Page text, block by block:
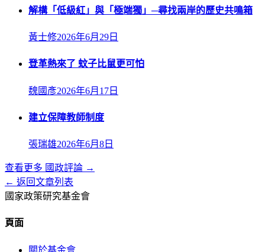
解構「低級紅」與「極端獨」─尋找兩岸的歷史共鳴箱
黃士修2026年6月29日
登革熱來了 蚊子比鼠更可怕
魏國彥2026年6月17日
建立保障教師制度
張瑞雄2026年6月8日
查看更多 國政評論 →
← 返回文章列表
國家政策研究基金會
頁面
關於基金會